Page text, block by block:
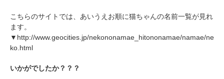
こちらのサイトでは、あいうえお順に猫ちゃんの名前一覧が見れ
ます。
▼http://www.geocities.jp/nekononamae_hitononamae/namae/ne
ko.html
いかがでしたか？？？